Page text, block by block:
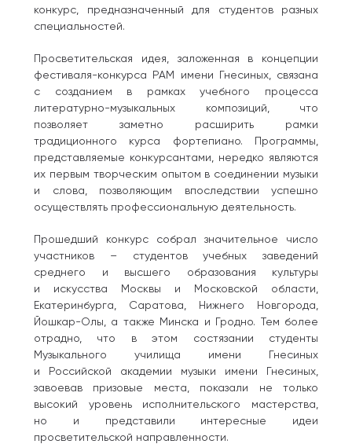
конкурс, предназначенный для студентов разных
специальностей.
Просветительская идея, заложенная в концепции
фестиваля-конкурса РАМ имени Гнесиных, связана
с созданием в рамках учебного процесса
литературно-музыкальных композиций, что
позволяет заметно расширить рамки
традиционного курса фортепиано. Программы,
представляемые конкурсантами, нередко являются
их первым творческим опытом в соединении музыки
и слова, позволяющим впоследствии успешно
осуществлять профессиональную деятельность.
Прошедший конкурс собрал значительное число
участников – студентов учебных заведений
среднего и высшего образования культуры
и искусства Москвы и Московской области,
Екатеринбурга, Саратова, Нижнего Новгорода,
Йошкар-Олы, а также Минска и Гродно. Тем более
отрадно, что в этом состязании студенты
Музыкального училища имени Гнесиных
и Российской академии музыки имени Гнесиных,
завоевав призовые места, показали не только
высокий уровень исполнительского мастерства,
но и представили интересные идеи
просветительской направленности.